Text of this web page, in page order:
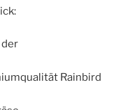
Rainbird